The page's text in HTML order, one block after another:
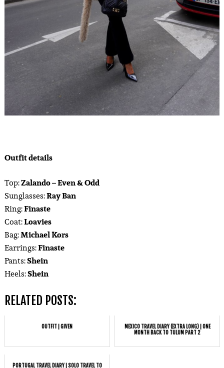
Outfit details
Top:Zalando – Even & Odd
Sunglasses:Ray Ban
Ring:Finaste
Coat:Loavies
Bag:Michael Kors
Earrings:Finaste
Pants:Shein
Heels:Shein
RELATED POSTS:
OUTFIT | GIVEN
MEXICO TRAVEL DIARY (EXTRA LONG) | ONE
MONTH BACK TO TULUM PART 2
PORTUGAL TRAVEL DIARY | SOLO TRAVEL TO